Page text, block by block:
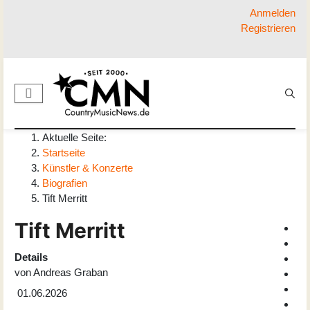
Anmelden
Registrieren
Aktuelle Seite:
Startseite
Künstler & Konzerte
Biografien
Tift Merritt
Tift Merritt
Details
vonAndreas Graban
01.06.2026